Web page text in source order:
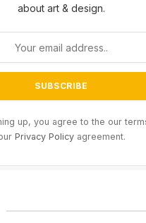
about art & design.
up, you agree to the our
Privacy Policyagreement.